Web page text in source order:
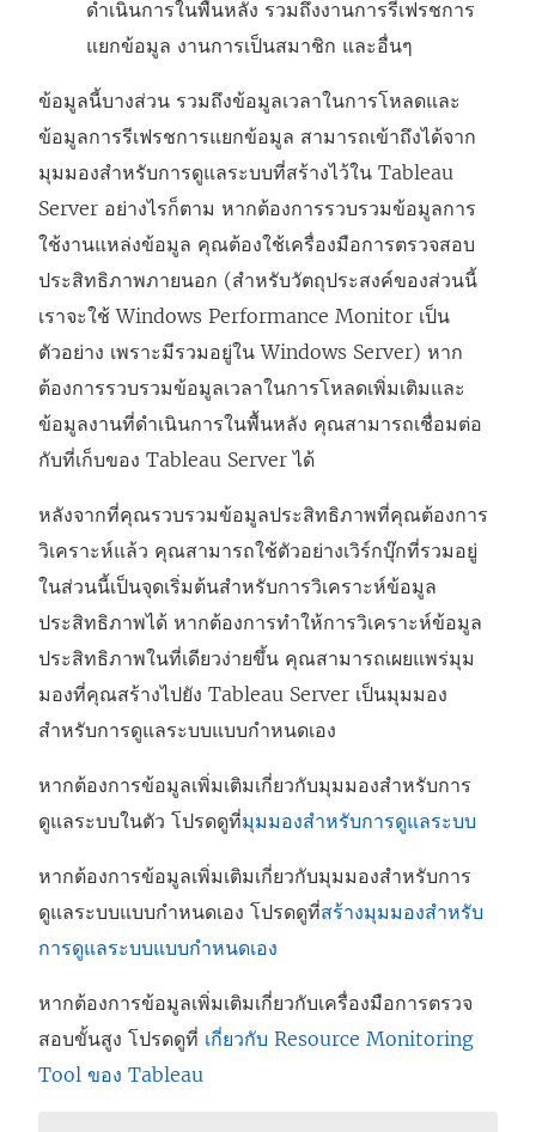
ดำเนินการในพื้นหลัง รวมถึงงานการรีเฟรชการ
แยกข้อมูล งานการเป็นสมาชิก และอื่นๆ
ข้อมูลนี้บางส่วน รวมถึงข้อมูลเวลาในการโหลดและ
ข้อมูลการรีเฟรชการแยกข้อมูล สามารถเข้าถึงได้จาก
มุมมองสำหรับการดูแลระบบที่สร้างไว้ใน Tableau
Server อย่างไรก็ตาม หากต้องการรวบรวมข้อมูลการ
ใช้งานแหล่งข้อมูล คุณต้องใช้เครื่องมือการตรวจสอบ
ประสิทธิภาพภายนอก (สำหรับวัตถุประสงค์ของส่วนนี้
เราจะใช้ Windows Performance Monitor เป็น
ตัวอย่าง เพราะมีรวมอยู่ใน Windows Server) หาก
ต้องการรวบรวมข้อมูลเวลาในการโหลดเพิ่มเติมและ
ข้อมูลงานที่ดำเนินการในพื้นหลัง คุณสามารถเชื่อมต่อ
กับที่เก็บของ Tableau Server ได้
หลังจากที่คุณรวบรวมข้อมูลประสิทธิภาพที่คุณต้องการ
วิเคราะห์แล้ว คุณสามารถใช้ตัวอย่างเวิร์กบุ๊กที่รวมอยู่
ในส่วนนี้เป็นจุดเริ่มต้นสำหรับการวิเคราะห์ข้อมูล
ประสิทธิภาพได้ หากต้องการทำให้การวิเคราะห์ข้อมูล
ประสิทธิภาพในที่เดียวง่ายขึ้น คุณสามารถเผยแพร่มุม
มองที่คุณสร้างไปยัง Tableau Server เป็นมุมมอง
สำหรับการดูแลระบบแบบกำหนดเอง
หากต้องการข้อมูลเพิ่มเติมเกี่ยวกับมุมมองสำหรับการ
ดูแลระบบในตัว โปรดดูที่มุมมองสำหรับการดูแลระบบ
หากต้องการข้อมูลเพิ่มเติมเกี่ยวกับมุมมองสำหรับการ
ดูแลระบบแบบกำหนดเอง โปรดดูที่สร้างมุมมองสำหรับ
การดูแลระบบแบบกำหนดเอง
หากต้องการข้อมูลเพิ่มเติมเกี่ยวกับเครื่องมือการตรวจ
สอบขั้นสูง โปรดดูที่ เกี่ยวกับ Resource Monitoring
Tool ของ Tableau